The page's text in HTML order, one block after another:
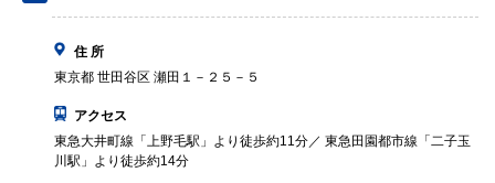
住 所
東京都 世田谷区 瀬田１－２５－５
アクセス
東急大井町線「上野毛駅」より徒歩約11分／ 東急田園都市線「二子玉
川駅」より徒歩約14分